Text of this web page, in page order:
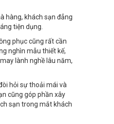
hàng, khách sạn đẳng
tiện dụng.
phục cũng rất cần
nghìn mẫu thiết kế,
lành nghề lâu năm,
hỏi sự thoải mái và
cũng góp phần xây
sạn trong mắt khách